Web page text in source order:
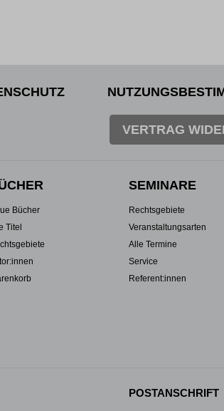
VERTRAG
Bücher
Titel
SEMINARE
Rechtsgebiete
Veranstaltungsarten
Alle Termine
Service
Referent:innen
POSTANSCHRIFT